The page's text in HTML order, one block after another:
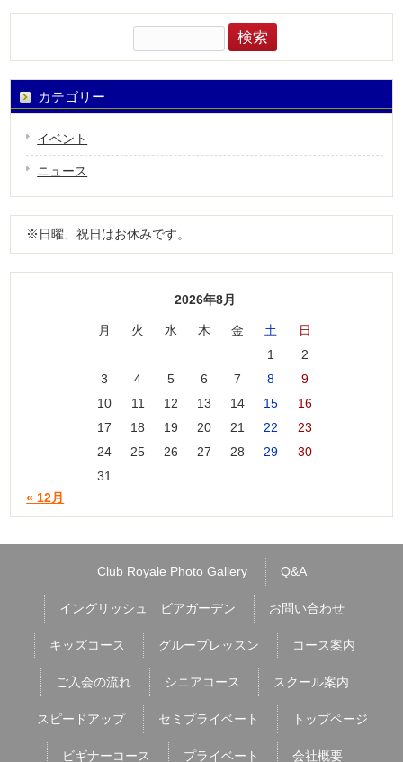
検
索:
カテゴリー
イベント
ニュース
※日曜、祝日はお休みです。
2026年8月
月 火 水 木 金 土
日
1
2
3
4 5 6 7 8
9
10
11 12 13 14 15
16
17
18 19 20 21 22
23
24
25 26 27 28 29
30
31
« 12月
Club Royale Photo Gallery Q&A
イングリッシュ ビアガーデン お問い合わせ
キッズコース グループレッスン コース案内
ご入会の流れ シニアコース スクール案内
スピードアップ セミプライベート トップページ
ビギナーコース プライベート 会社概要